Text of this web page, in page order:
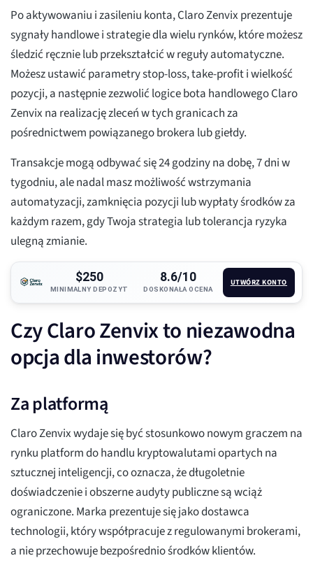
Po aktywowaniu i zasileniu konta, Claro Zenvix prezentuje
sygnały handlowe i strategie dla wielu rynków, które możesz
śledzić ręcznie lub przekształcić w reguły automatyczne.
Możesz ustawić parametry stop-loss, take-profit i wielkość
pozycji, a następnie zezwolić logice bota handlowego Claro
Zenvix na realizację zleceń w tych granicach za
pośrednictwem powiązanego brokera lub giełdy.
Transakcje mogą odbywać się 24 godziny na dobę, 7 dni w
tygodniu, ale nadal masz możliwość wstrzymania
automatyzacji, zamknięcia pozycji lub wypłaty środków za
każdym razem, gdy Twoja strategia lub tolerancja ryzyka
ulegną zmianie.
$250
MINIMALNY DEPOZYT
8.6/10
DOSKONAŁA OCENA
UTWÓRZ KONTO
Czy Claro Zenvix to niezawodna
opcja dla inwestorów?
Za platformą
Claro Zenvix wydaje się być stosunkowo nowym graczem na
rynku platform do handlu kryptowalutami opartych na
sztucznej inteligencji, co oznacza, że długoletnie
doświadczenie i obszerne audyty publiczne są wciąż
ograniczone. Marka prezentuje się jako dostawca
technologii, który współpracuje z regulowanymi brokerami,
a nie przechowuje bezpośrednio środków klientów.